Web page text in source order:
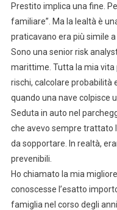
Prestito implica una fine.
familiare”. Ma la lealtà è
praticavano era più simile
Sono una senior risk
marittime. Tutta la mia vita
rischi, calcolare probabilità
quando una nave colpisce
Seduta in auto nel
che avevo sempre trattato
da sopportare. In realtà,
prevenibili.
Ho chiamato la mia
conoscesse l’esatto
famiglia nel corso degli anni.